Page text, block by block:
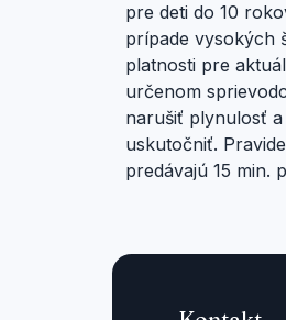
pre deti do 10
prípade vysokých
platnosti pre
určenom
narušiť plynulosť
uskutočniť.
predávajú 15 min.